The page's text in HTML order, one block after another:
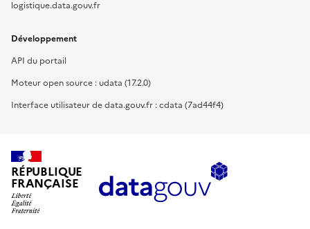
logistique.data.gouv.fr
Développement
API du portail
Moteur open source : udata (17.2.0)
Interface utilisateur de data.gouv.fr : cdata (7ad44f4)
RÉPUBLIQUE
FRANÇAISE